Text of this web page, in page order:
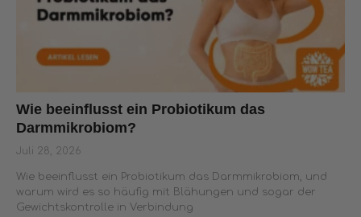
Wie beeinflusst ein Probiotikum das
Darmmikrobiom?
Juli 28, 2026
Wie beeinflusst ein Probiotikum das Darmmikrobiom, und
warum wird es so häufig mit Blähungen und sogar der
Gewichtskontrolle in Verbindung